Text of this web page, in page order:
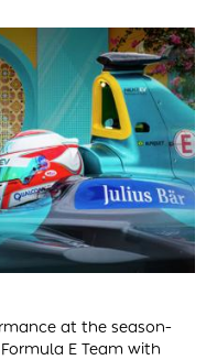
at the season-
E Team with